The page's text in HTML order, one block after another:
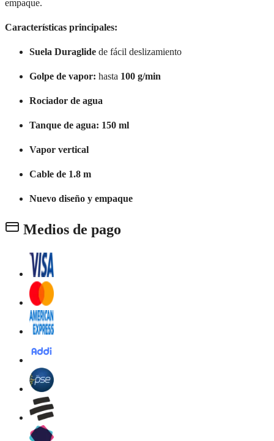
empaque.
Características principales:
Suela Duraglide de fácil deslizamiento
Golpe de vapor: hasta 100 g/min
Rociador de agua
Tanque de agua: 150 ml
Vapor vertical
Cable de 1.8 m
Nuevo diseño y empaque
Medios de pago